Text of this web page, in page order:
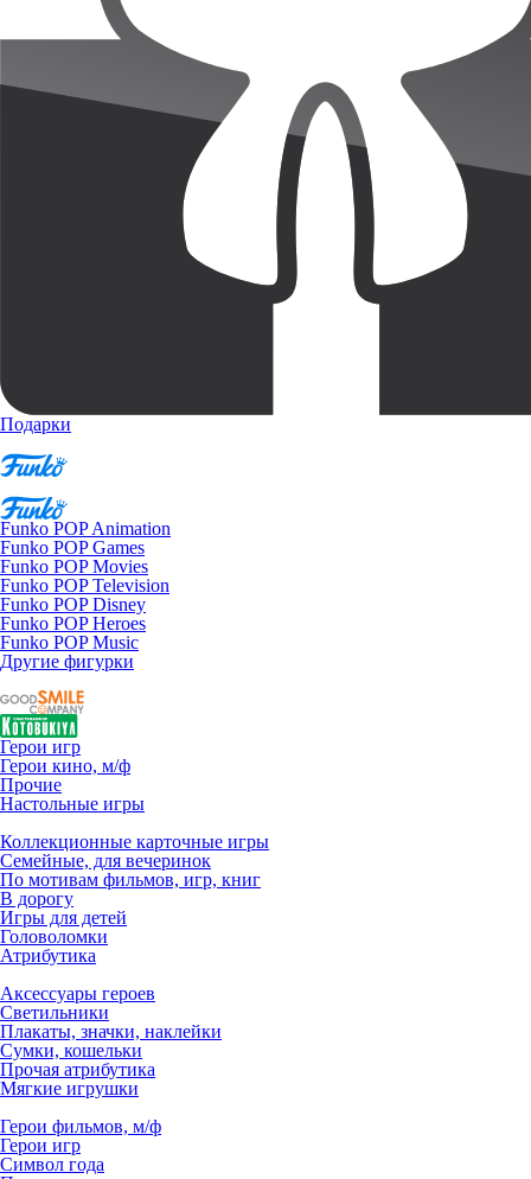
Подарки
Funko POP Animation
Funko POP Games
Funko POP Movies
Funko POP Television
Funko POP Disney
Funko POP Heroes
Funko POP Music
Другие фигурки
Герои игр
Герои кино, м/ф
Прочие
Настольные игры
Коллекционные карточные игры
Семейные, для вечеринок
По мотивам фильмов, игр, книг
В дорогу
Игры для детей
Головоломки
Атрибутика
Аксессуары героев
Светильники
Плакаты, значки, наклейки
Сумки, кошельки
Прочая атрибутика
Мягкие игрушки
Герои фильмов, м/ф
Герои игр
Символ года